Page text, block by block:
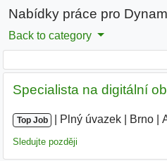
Nabídky práce pro
Back to category
Specialista na digitální
Top Job Plný úvazek Brno
Sledujte později